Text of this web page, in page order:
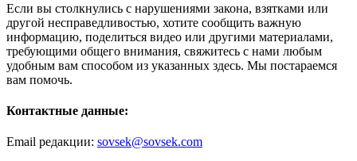
Если вы столкнулись с нарушениями закона, взятками или
другой несправедливостью, хотите сообщить важную
информацию, поделиться видео или другими материалами,
требующими общего внимания, свяжитесь с нами любым
удобным вам способом из указанных здесь. Мы постараемся
вам помочь.
Контактные данные:
Email редакции: sovsek@sovsek.com